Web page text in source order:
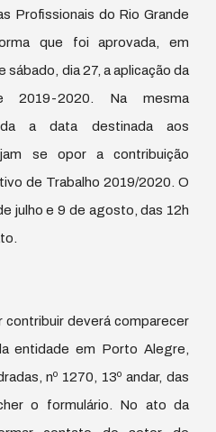
Profissionais do Rio Grande
que foi aprovada, em
sábado, dia 27, a aplicação da
2019-2020. Na mesma
a data destinada aos
se opor a contribuição
de Trabalho 2019/2020. O
julho e 9 de agosto, das 12h
contribuir deverá comparecer
entidade em Porto Alegre,
nº 1270, 13º andar, das
o formulário. No ato da